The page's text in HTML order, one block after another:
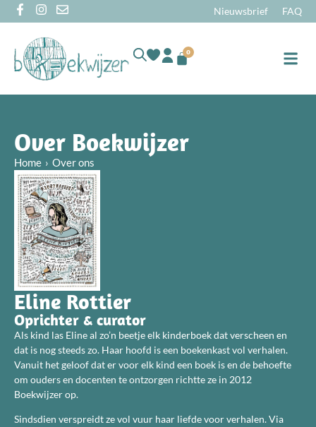
Nieuwsbrief FAQ
0
Over Boekwijzer
Home Over ons
Eline Rottier
Oprichter & curator
Als kind las Eline al zo’n beetje elk kinderboek dat verscheen en
dat is nog steeds zo. Haar hoofd is een boekenkast vol verhalen.
Vanuit het geloof dat er voor elk kind een boek is en de behoefte
om ouders en docenten te ontzorgen richtte ze in 2012
Boekwijzer op.
Sindsdien verspreidt ze vol vuur haar liefde voor verhalen. Via